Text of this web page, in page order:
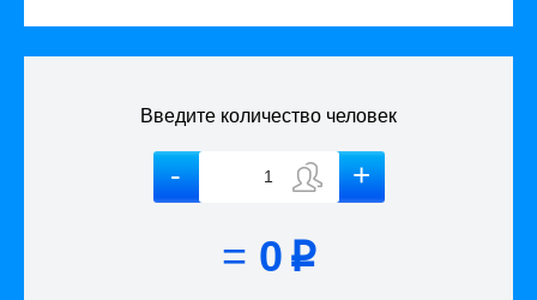
Введите количество человек
= 0 p